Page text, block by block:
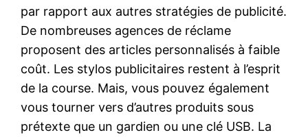
par rapport aux autres stratégies de publicité.
De nombreuses agences de réclame
proposent des articles personnalisés à faible
coût. Les stylos publicitaires restent à l’esprit
de la course. Mais, vous pouvez également
vous tourner vers d’autres produits sous
prétexte que un gardien ou une clé USB. La